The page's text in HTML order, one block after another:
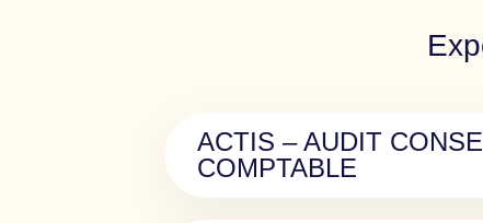
ACTIS – AUDIT
COMPTABLE